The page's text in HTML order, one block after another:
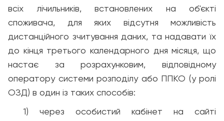
всіх лічильників, встановлених на об'єкті
споживача, для яких відсутня можливість
дистанційного зчитування даних, та надавати їх
до кінця третього календарного дня місяця, що
настає за розрахунковим, відповідному
оператору системи розподілу або ППКО (у ролі
ОЗД) в один із таких способів:
1) через особистий кабінет на сайті